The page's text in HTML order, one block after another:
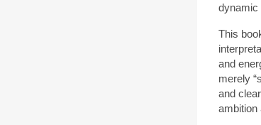
dynamic
This
and
merely
and
ambition